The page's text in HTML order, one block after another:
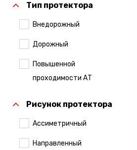
Тип протектора
Внедорожный
Дорожный
Повышенной
проходимости АТ
Рисунок протектора
Ассиметричный
Направленный